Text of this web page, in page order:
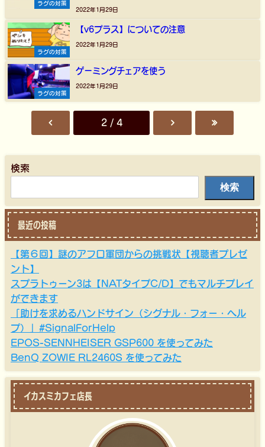
ラグの対策
2022年1月29日
ラグの対策
【v6プラス】についての注意
2022年1月29日
ラグの対策
ゲーミングチェアを使う
2022年1月29日
2 / 4
検索
検索
最近の投稿
【第６回】謎のアフロ軍団からの挑戦状【視聴者プレゼ
ント】
スプラトゥーン3は【NATタイプC/D】でもマルチプレイ
ができます
「助けを求めるハンドサイン（シグナル・フォー・ヘル
プ）」#SignalForHelp
EPOS-SENNHEISER GSP600 を使ってみた
BenQ ZOWIE RL2460S を使ってみた
イカスミカフェ店長